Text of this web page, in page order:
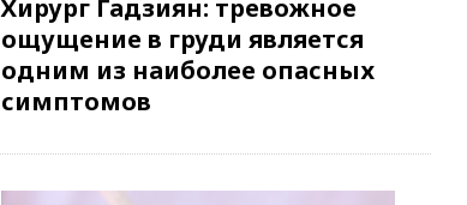
Хирург Гадзиян: тревожное
ощущение в груди является
одним из наиболее опасных
симптомов